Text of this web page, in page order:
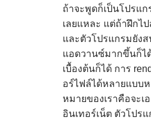
ถ้าจะพูดก็เป็นโปรแ
เลยแหละ แต่ถ้าฝึกไ
และตัวโปรแกรมยัง
แอดวานซ์มากขึ้นก็ไ
เบื้องต้นก็ได้ การ
อร์ไฟล์ได้หลายแบบ
หมายของเราคือจะเ
อินเทอร์เน็ต ตัวโปร